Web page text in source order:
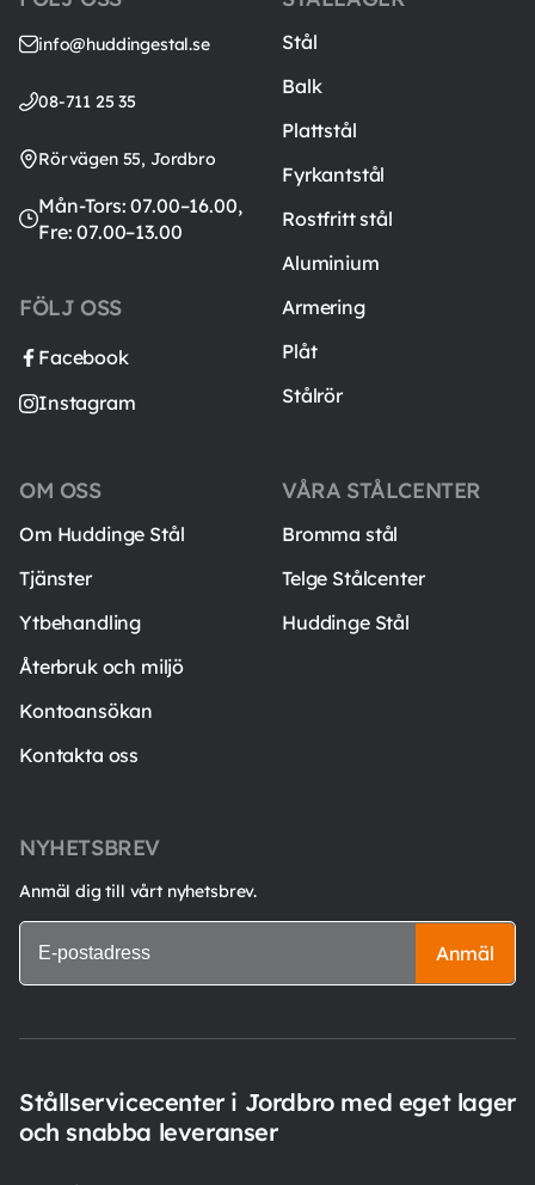
info@huddingestal.se
08-711 25 35
Rörvägen 55, Jordbro
Mån-Tors: 07.00–16.00,
Fre: 07.00–13.00
FÖLJ OSS
Facebook
Instagram
Stål
Balk
Plattstål
Fyrkantstål
Rostfritt stål
Aluminium
Armering
Plåt
Stålrör
VÅRA STÅLCENTER
Bromma stål
Telge Stålcenter
Huddinge Stål
OM OSS
Om Huddinge Stål
Tjänster
Ytbehandling
Återbruk och miljö
Kontoansökan
Kontakta oss
NYHETSBREV
Anmäl dig till vårt nyhetsbrev.
Anmäl
Stållservicecenter i Jordbro med eget lager
och snabba leveranser